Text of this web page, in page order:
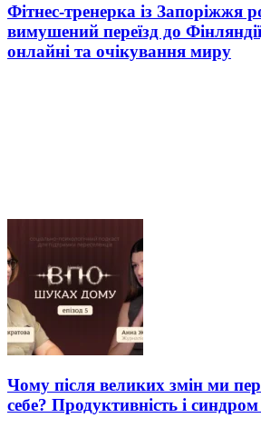
Фітнес-тренерка із Запоріжжя
вимушений переїзд до
онлайні та очікування миру
Чому після великих змін ми
себе? Продуктивність і